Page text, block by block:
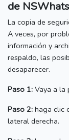
de
La copia de
A veces, por
información y
respaldo, las
desaparecer.
Paso 1: Vaya a la
Paso 2: haga clic
lateral derecha.